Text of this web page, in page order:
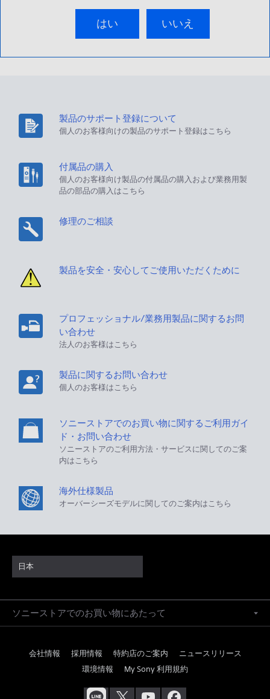
はい いいえ
製品のサポート登録について
個人のお客様向けの製品のサポート登録はこちら
付属品の購入
個人のお客様向け製品の付属品の購入および業務用製
品の部品の購入はこちら
修理のご相談
製品を安全・安心してご使用いただくために
プロフェッショナル/業務用製品に関するお問
い合わせ
法人のお客様はこちら
製品に関するお問い合わせ
個人のお客様はこちら
ソニーストアでのお買い物に関するご利用ガイ
ド・お問い合わせ
ソニーストアのご利用方法・サービスに関してのご案
内はこちら
海外仕様製品
オーバーシーズモデルに関してのご案内はこちら
日本
ソニーストアでのお買い物にあたって
会社情報 採用情報 特約店のご案内
ニュースリリース
環境情報
My Sony 利用規約